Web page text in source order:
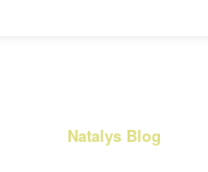
Natalys Blog